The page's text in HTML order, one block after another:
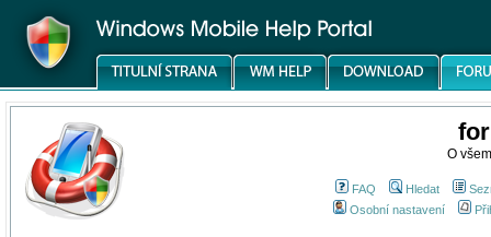
O
FAQ Hledat
Osobní nastavení